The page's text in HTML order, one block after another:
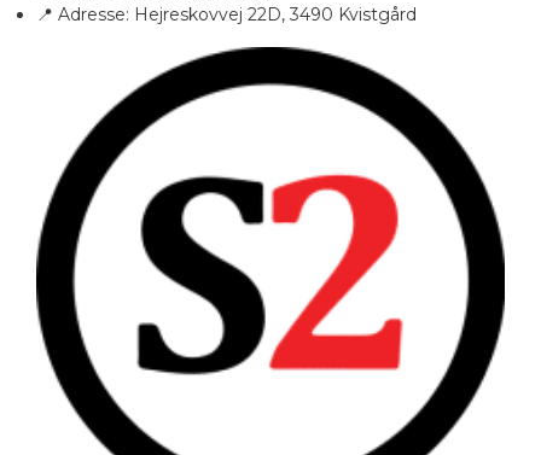
Cookie & Privatlivspolitik
📍 Adresse: Hejreskovvej 22D, 3490 Kvistgård